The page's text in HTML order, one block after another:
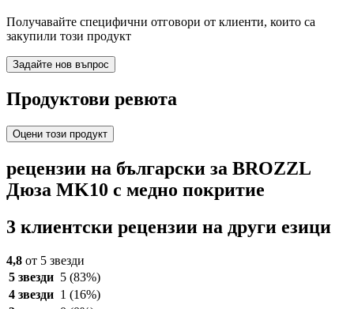
Получавайте специфични отговори от клиенти, които са
закупили този продукт
Задайте нов въпрос
Продуктови ревюта
Оцени този продукт
рецензии на български за BROZZL
Дюза MK10 с медно покритие
3 клиентски рецензии на други езици
4,8 от 5 звезди
5 звезди 5 (83%)
4 звезди 1 (16%)